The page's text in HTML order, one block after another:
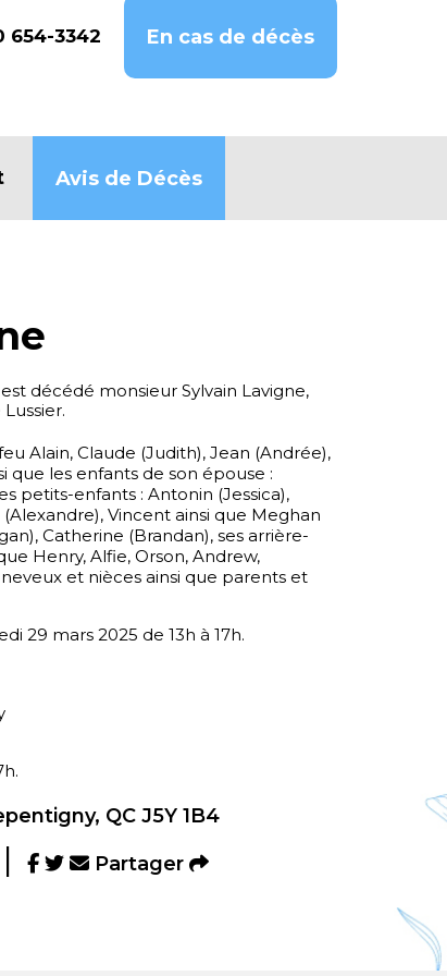
654-3342 En cas de décès
Avis de Décès
décédé monsieur Sylvain Lavigne,
Alain, Claude (Judith), Jean (Andrée),
que les enfants de son épouse :
petits-enfants : Antonin (Jessica),
Vincent ainsi que Meghan
Catherine (Brandan), ses arrière-
Henry, Alfie, Orson, Andrew,
et nièces ainsi que parents et
29 mars 2025 de 13h à 17h.
QC J5Y 1B4
Partager